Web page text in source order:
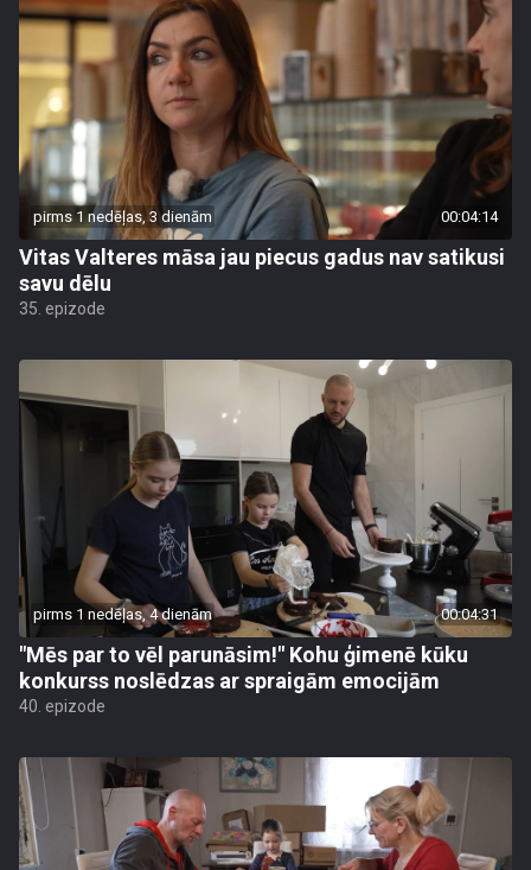
pirms 1 nedēļas, 3 dienām 00:04:14
Vitas Valteres māsa jau piecus gadus nav satikusi
savu dēlu
35. epizode
pirms 1 nedēļas, 4 dienām 00:04:31
"Mēs par to vēl parunāsim!" Kohu ģimenē kūku
konkurss noslēdzas ar spraigām emocijām
40. epizode